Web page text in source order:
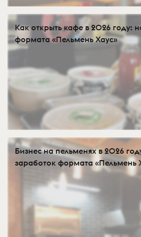
Как открыть кафе в 2026 году:
формата «Пельмень Хаус»
Бизнес на пельменях в 2026
заработок формата «Пельмень